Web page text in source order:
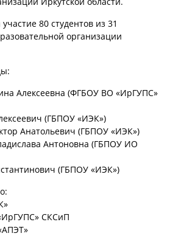
80 студентов из 31
организации
Алексеевна (ФГБОУ ВО «ИрГУПС»
(ГБПОУ «ИЭК»)
Анатольевич (ГБПОУ «ИЭК»)
Антоновна (ГБПОУ ИО
(ГБПОУ «ИЭК»)
СКСиП